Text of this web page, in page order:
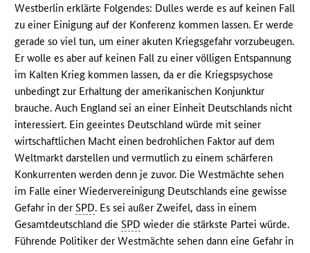
Westberlin erklärte Folgendes: Dulles werde es auf keinen Fall
zu einer Einigung auf der Konferenz kommen lassen. Er werde
gerade so viel tun, um einer akuten Kriegsgefahr vorzubeugen.
Er wolle es aber auf keinen Fall zu einer völligen Entspannung
im Kalten Krieg kommen lassen, da er die Kriegspsychose
unbedingt zur Erhaltung der amerikanischen Konjunktur
brauche. Auch England sei an einer Einheit Deutschlands nicht
interessiert. Ein geeintes Deutschland würde mit seiner
wirtschaftlichen Macht einen bedrohlichen Faktor auf dem
Weltmarkt darstellen und vermutlich zu einem schärferen
Konkurrenten werden denn je zuvor. Die Westmächte sehen
im Falle einer Wiedervereinigung Deutschlands eine gewisse
Gefahr in derSPD. Es sei außer Zweifel, dass in einem
Gesamtdeutschland dieSPD wieder die stärkste Partei würde.
Führende Politiker der Westmächte sehen dann eine Gefahr in